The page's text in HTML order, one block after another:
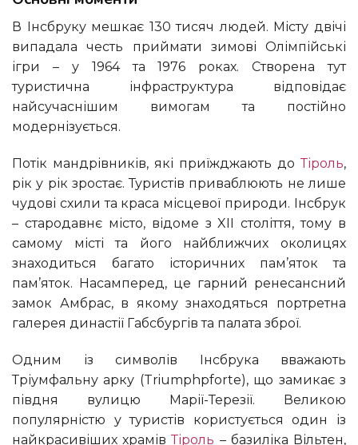
В Інсбруку мешкає 130 тисяч людей. Місту двічі
випадала честь приймати зимові Олімпійські
ігри – у 1964 та 1976 роках. Створена тут
туристична інфраструктура відповідає
найсучаснішим вимогам та постійно
модернізується.
Потік мандрівників, які приїжджають доТіроль,
рік у рік зростає. Туристів приваблюють не лише
чудові схили та краса місцевої природи. Інсбрук
– стародавнє місто, відоме з XII століття, тому в
самому місті та його найближчих околицях
знаходиться багато історичних пам’яток та
пам’яток. Насамперед, це гарний ренесансний
замок Амбрас, в якому знаходяться портретна
галерея династії Габсбургів та палата зброї.
Одним із символів Інсбрука вважають
Тріумфальну арку (Triumphpforte), що замикає з
півдня вулицю Марії-Терезії. Великою
популярністю у туристів користується один із
найкрасивіших храмівТіроль – базиліка Вільтен,